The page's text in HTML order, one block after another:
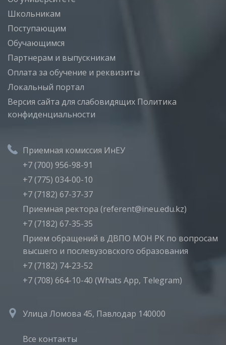
Школьникам
Поступающим
Обучающимся
Партнерам и выпускникам
Оплата за обучение и реквизиты
Локальный портал
Версия сайта для слабовидящих Политика
конфиденциальности
Приемная комиссия ИнЕУ
+7 (700) 956-98-91
+7 (775) 034-00-10
+7 (7182) 67-37-37
Приемная ректора (referent@ineu.edu.kz)
+7 (7182) 67-35-35
Прием обращений в ДВПО МОН РК по вопросам
высшего и послевузовского образования
+7 (7182) 74-23-52
+7 (708) 664-10-40 (Whats App, Telegram)
Улица Ломова 45, Павлодар 140000
Все контакты